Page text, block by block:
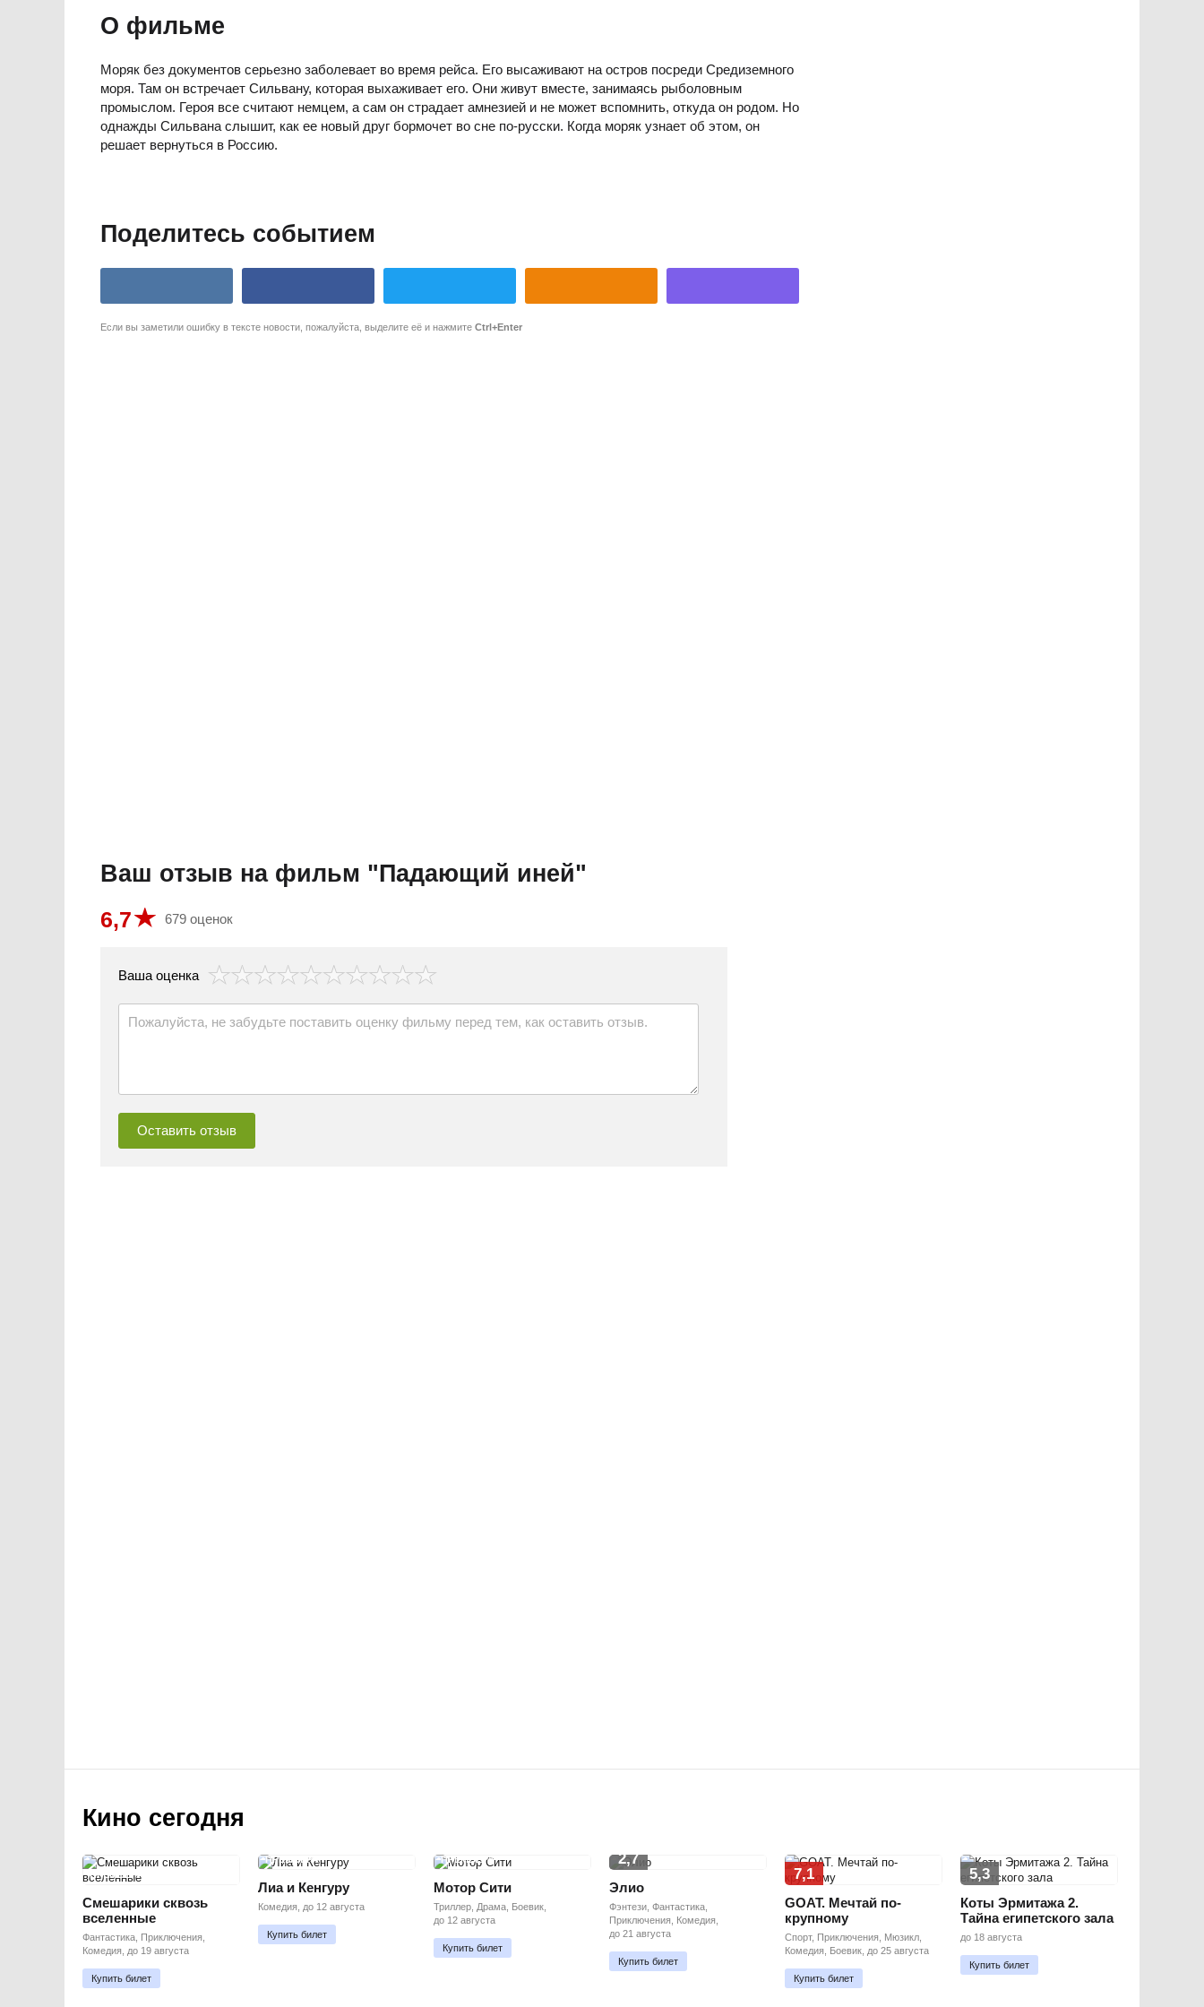
О фильме
Моряк без документов серьезно заболевает во время рейса. Его высаживают на остров посреди Средиземного
моря. Там он встречает Сильвану, которая выхаживает его. Они живут вместе, занимаясь рыболовным
промыслом. Героя все считают немцем, а сам он страдает амнезией и не может вспомнить, откуда он родом. Но
однажды Сильвана слышит, как ее новый друг бормочет во сне по-русски. Когда моряк узнает об этом, он
решает вернуться в Россию.
Поделитесь событием
Если вы заметили ошибку в тексте новости, пожалуйста, выделите её и нажмите Ctrl+Enter
Ваш отзыв на фильм "Падающий иней"
6,7 679 оценок
Ваша оценка
Кино сегодня
ПРЕМЬЕРА
Смешарики сквозь
вселенные
Фантастика, Приключения,
Комедия, до 19 августа
Купить билет
ПРЕМЬЕРА
Лиа и Кенгуру
Комедия, до 12 августа
Купить билет
ПРЕМЬЕРА
Мотор Сити
Триллер, Драма, Боевик,
до 12 августа
Купить билет
2,7
Элио
Фэнтези, Фантастика,
Приключения, Комедия,
до 21 августа
Купить билет
7,1
GOAT. Мечтай по-
крупному
Спорт, Приключения, Мюзикл,
Комедия, Боевик, до 25 августа
Купить билет
5,3
Коты Эрмитажа 2.
Тайна египетского зала
до 18 августа
Купить билет